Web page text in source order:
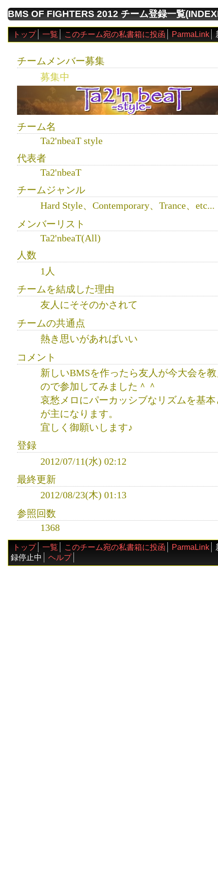
BMS OF FIGHTERS 2012 チーム登録一覧
トップ 一覧 このチーム宛の私書箱に投函 ParmaLink
チームメンバー募集
募集中
チーム名
Ta2'nbeaT style
代表者
Ta2'nbeaT
チームジャンル
Hard Style、Contemporary、Trance、etc...
メンバーリスト
Ta2'nbeaT(All)
人数
1人
チームを結成した理由
友人にそそのかされて
チームの共通点
熱き思いがあればいい
コメント
新しいBMSを作ったら友人が今大会を
ので参加してみました＾＾
哀愁メロにパーカッシブなリズムを基
が主になります。
宜しく御願いします♪
登録
2012/07/11(水) 02:12
最終更新
2012/08/23(木) 01:13
参照回数
1368
トップ 一覧 このチーム宛の私書箱に投函 ParmaLink
録停止中
ヘルプ